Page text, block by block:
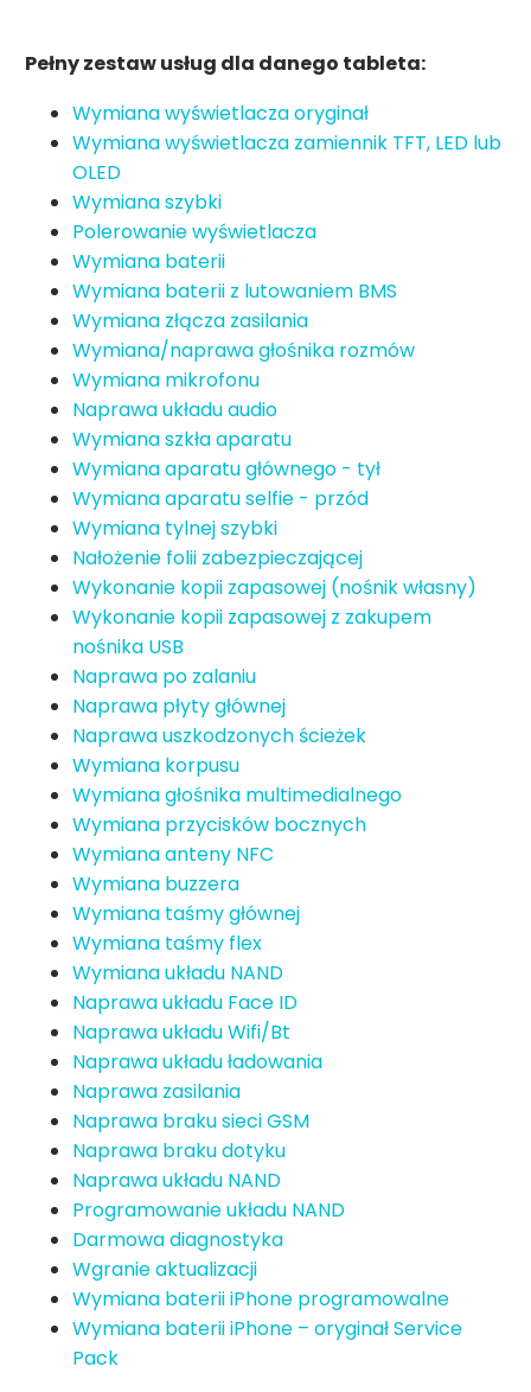
Pełny zestaw usług dla danego tableta:
Wymiana wyświetlacza oryginał
Wymiana wyświetlacza zamiennik TFT, LED lub
OLED
Wymiana szybki
Polerowanie wyświetlacza
Wymiana baterii
Wymiana baterii z lutowaniem BMS
Wymiana złącza zasilania
Wymiana/naprawa głośnika rozmów
Wymiana mikrofonu
Naprawa układu audio
Wymiana szkła aparatu
Wymiana aparatu głównego - tył
Wymiana aparatu selfie - przód
Wymiana tylnej szybki
Nałożenie folii zabezpieczającej
Wykonanie kopii zapasowej (nośnik własny)
Wykonanie kopii zapasowej z zakupem
nośnika USB
Naprawa po zalaniu
Naprawa płyty głównej
Naprawa uszkodzonych ścieżek
Wymiana korpusu
Wymiana głośnika multimedialnego
Wymiana przycisków bocznych
Wymiana anteny NFC
Wymiana buzzera
Wymiana taśmy głównej
Wymiana taśmy flex
Wymiana układu NAND
Naprawa układu Face ID
Naprawa układu Wifi/Bt
Naprawa układu ładowania
Naprawa zasilania
Naprawa braku sieci GSM
Naprawa braku dotyku
Naprawa układu NAND
Programowanie układu NAND
Darmowa diagnostyka
Wgranie aktualizacji
Wymiana baterii iPhone programowalne
Wymiana baterii iPhone – oryginał Service
Pack